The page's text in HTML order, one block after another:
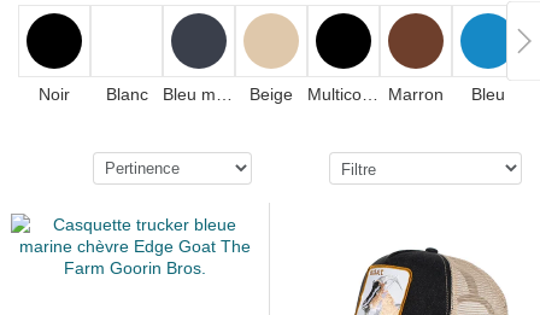
Noir Blanc Beige Marron Bleu